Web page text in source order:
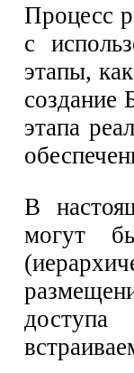
Процесс
с
этапы,
создание
этапа
В
могут
доступа